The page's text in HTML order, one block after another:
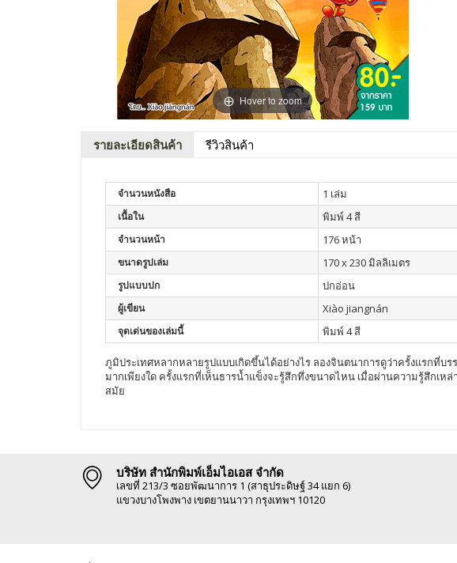
Hover to zoom
รายละเอียดสินค้า รีวิวสินค้า
จำนวนหนังสือ 1 เล่ม
เนื้อใน พิมพ์ 4 สี
จำนวนหน้า 176 หน้า
ขนาดรูปเล่ม 170 x 230 มิลลิเมตร
รูปแบบปก ปกอ่อน
ผู้เขียน Xiào jiangnán
จุดเด่นของเล่มนี้ พิมพ์ 4 สี
ภูมิประเทศหลากหลายรูปแบบเกิดขึ้นได้อย่างไร ลองจินตนาการดูว่าครั้งแรกที่บ
มากเพียงใด ครั้งแรกที่เห็นธารน้ำแข็งจะรู้สึกทึ่งขนาดไหน เมื่อผ่านความรู้สึกเ
สมัย
บริษัท สำนักพิมพ์เอ็มไอเอส จำกัด
เลขที่ 213/3 ซอยพัฒนาการ 1 (สาธุประดิษฐ์ 34 แยก 6)
แขวงบางโพงพาง เขตยานนาวา กรุงเทพฯ 10120